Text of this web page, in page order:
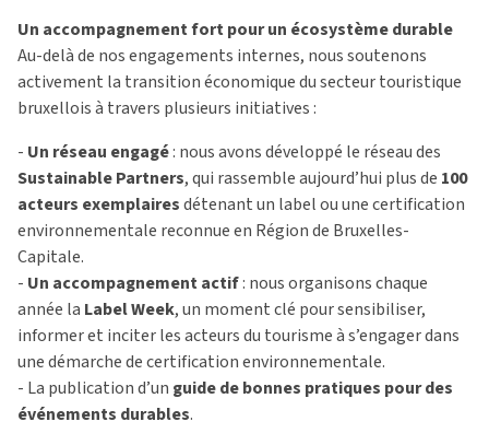
Un accompagnement fort pour un écosystème durable
Au-delà de nos engagements internes, nous soutenons
activement la transition économique du secteur touristique
bruxellois à travers plusieurs initiatives :
- Un réseau engagé: nous avons développé le réseau des
Sustainable Partners, qui rassemble aujourd’hui plus de 100
acteurs exemplairesdétenant un label ou une certification
environnementale reconnue en Région de Bruxelles-
Capitale.
- Un accompagnement actif: nous organisons chaque
année la Label Week, un moment clé pour sensibiliser,
informer et inciter les acteurs du tourisme à s’engager dans
une démarche de certification environnementale.
- La publication d’un guide de bonnes pratiques pour des
événements durables.